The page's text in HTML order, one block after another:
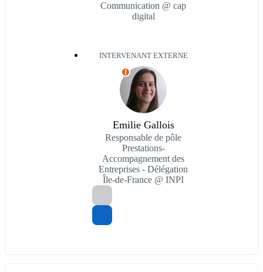
Communication @ cap
digital
INTERVENANT EXTERNE
I
Emilie Gallois
Responsable de pôle
Prestations-
Accompagnement des
Entreprises - Délégation
Île-de-France @ INPI